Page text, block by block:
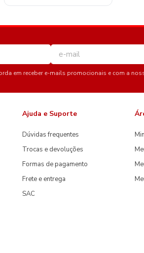
em receber e-mails promocionais e com a
Ajuda e Suporte
Dúvidas frequentes
Trocas e devoluções
Formas de pagamento
Frete e entrega
SAC